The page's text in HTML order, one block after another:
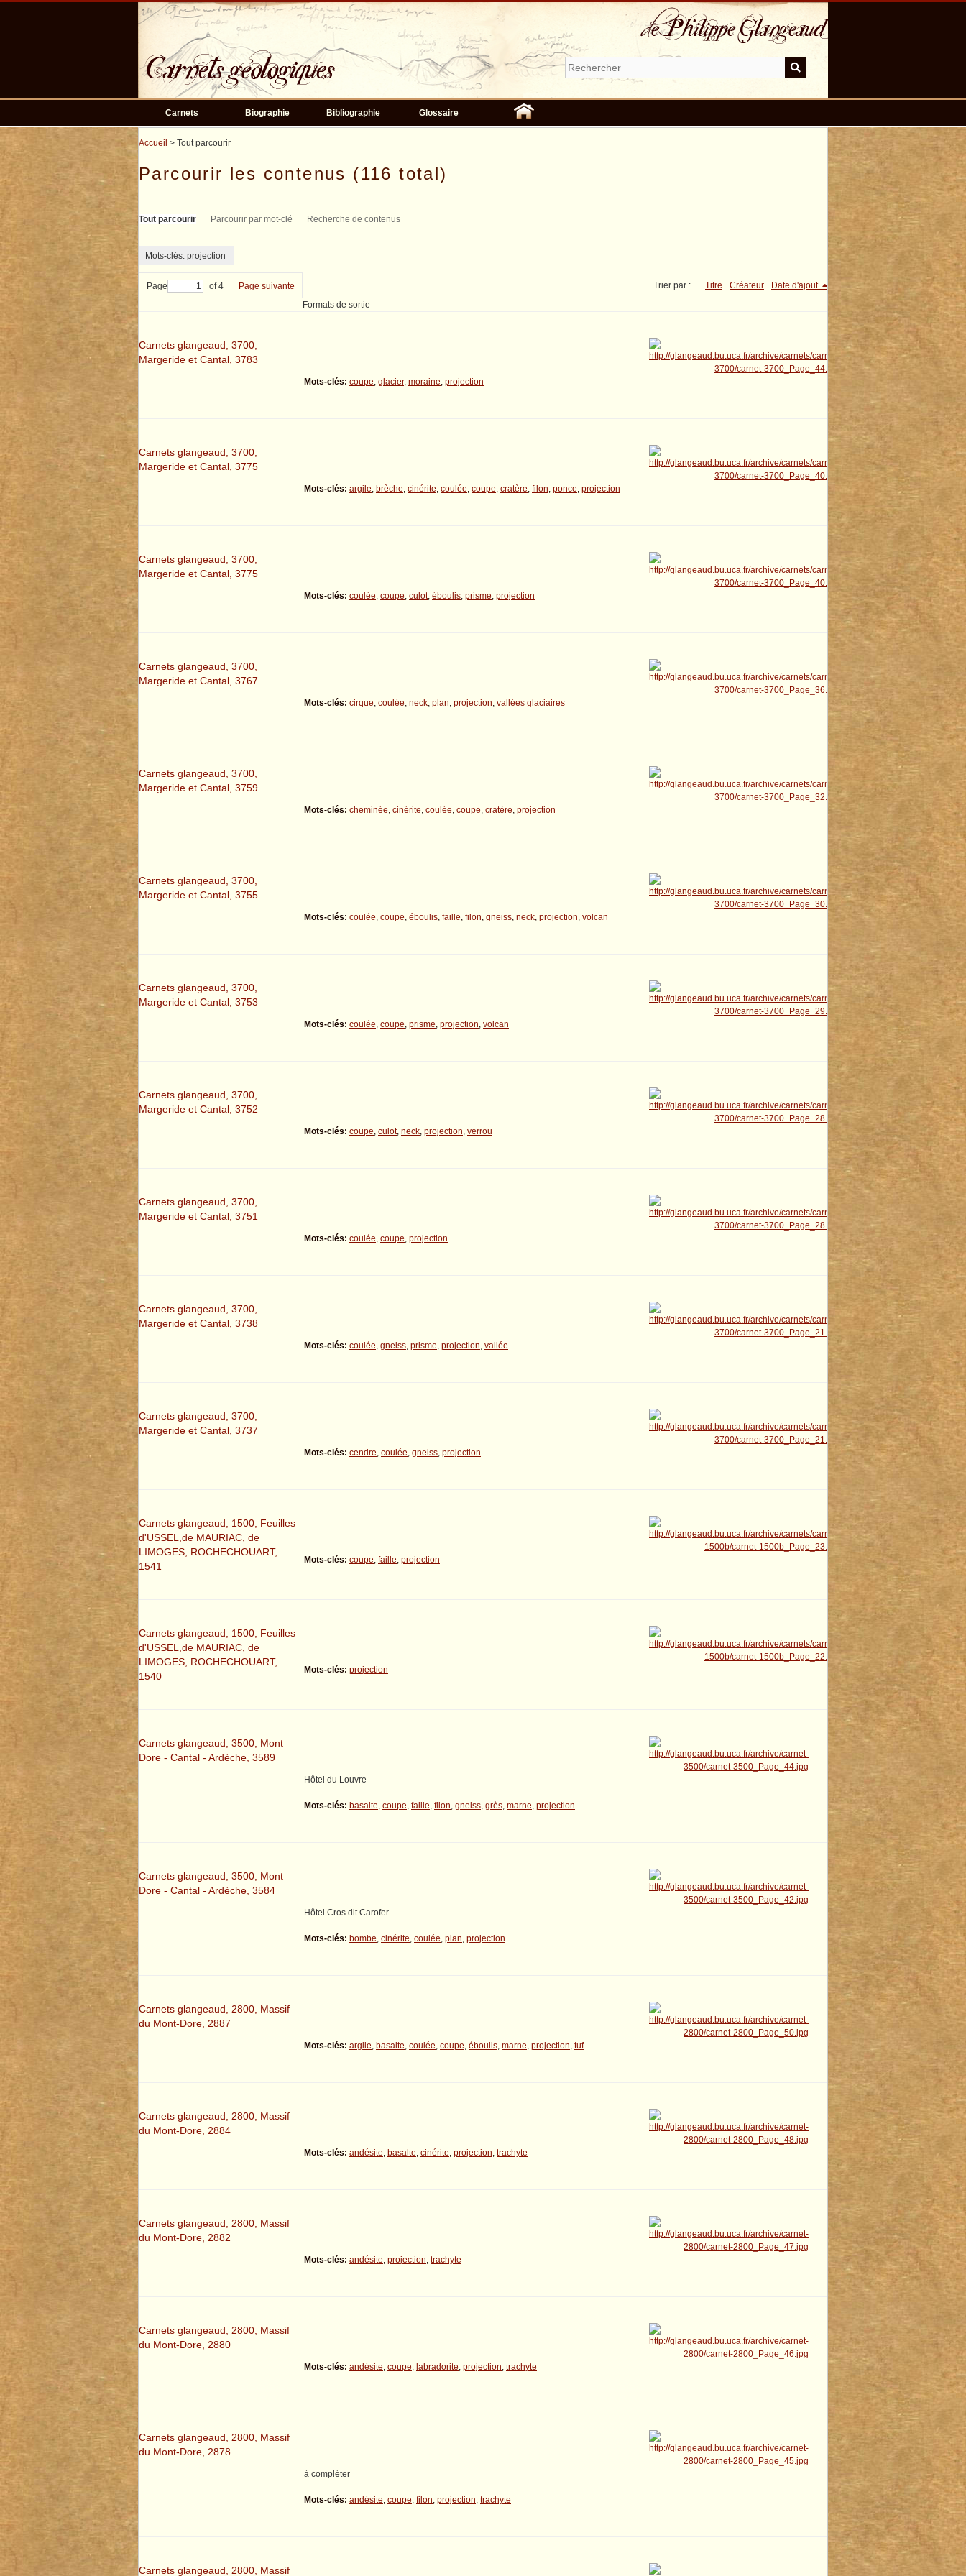
Carnets Biographie Bibliographie Glossaire
Accueil > Tout parcourir
Parcourir les contenus (116 total)
Tout parcourir Parcourir par mot-clé Recherche de contenus
Mots-clés: projection
Page of 4 Page suivante Trier par : Titre Créateur Date d'ajout
Carnets glangeaud, 3700,
Margeride et Cantal, 3783
Mots-clés: coupe, glacier, moraine, projection
Carnets glangeaud, 3700,
Margeride et Cantal, 3775
Mots-clés: argile, brèche, cinérite, coulée, coupe, cratère, filon, ponce, projection
Carnets glangeaud, 3700,
Margeride et Cantal, 3775
Mots-clés: coulée, coupe, culot, éboulis, prisme, projection
Carnets glangeaud, 3700,
Margeride et Cantal, 3767
Mots-clés: cirque, coulée, neck, plan, projection, vallées glaciaires
Carnets glangeaud, 3700,
Margeride et Cantal, 3759
Mots-clés: cheminée, cinérite, coulée, coupe, cratère, projection
Carnets glangeaud, 3700,
Margeride et Cantal, 3755
Mots-clés: coulée, coupe, éboulis, faille, filon, gneiss, neck, projection, volcan
Carnets glangeaud, 3700,
Margeride et Cantal, 3753
Mots-clés: coulée, coupe, prisme, projection, volcan
Carnets glangeaud, 3700,
Margeride et Cantal, 3752
Mots-clés: coupe, culot, neck, projection, verrou
Carnets glangeaud, 3700,
Margeride et Cantal, 3751
Mots-clés: coulée, coupe, projection
Carnets glangeaud, 3700,
Margeride et Cantal, 3738
Mots-clés: coulée, gneiss, prisme, projection, vallée
Carnets glangeaud, 3700,
Margeride et Cantal, 3737
Mots-clés: cendre, coulée, gneiss, projection
Carnets glangeaud, 1500, Feuilles
d'USSEL,de MAURIAC, de
LIMOGES, ROCHECHOUART,
1541
Mots-clés: coupe, faille, projection
Carnets glangeaud, 1500, Feuilles
d'USSEL,de MAURIAC, de
LIMOGES, ROCHECHOUART,
1540
Mots-clés: projection
Carnets glangeaud, 3500, Mont
Dore - Cantal - Ardèche, 3589
Hôtel du Louvre
Mots-clés: basalte, coupe, faille, filon, gneiss, grès, marne, projection
Carnets glangeaud, 3500, Mont
Dore - Cantal - Ardèche, 3584
Hôtel Cros dit Carofer
Mots-clés: bombe, cinérite, coulée, plan, projection
Carnets glangeaud, 2800, Massif
du Mont-Dore, 2887
Mots-clés: argile, basalte, coulée, coupe, éboulis, marne, projection, tuf
Carnets glangeaud, 2800, Massif
du Mont-Dore, 2884
Mots-clés: andésite, basalte, cinérite, projection, trachyte
Carnets glangeaud, 2800, Massif
du Mont-Dore, 2882
Mots-clés: andésite, projection, trachyte
Carnets glangeaud, 2800, Massif
du Mont-Dore, 2880
Mots-clés: andésite, coupe, labradorite, projection, trachyte
Carnets glangeaud, 2800, Massif
du Mont-Dore, 2878
à compléter
Mots-clés: andésite, coupe, filon, projection, trachyte
Carnets glangeaud, 2800, Massif
Formats de sortie